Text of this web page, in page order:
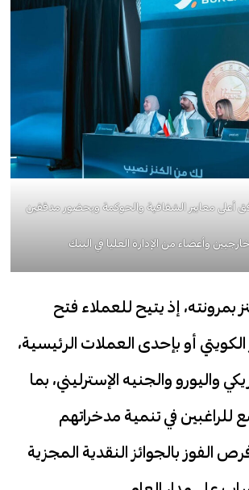
أعلى معايير الشفافية والحوكمة وبحضور مدققين
وأعضاء من الإدارة العليا في البنك
إذ يتيح للعملاء فتح
أو بإحدى العملات الرئيسية،
واليورو والجنيه الإسترليني، بما
للراغبين في تنمية مدخراتهم
الفوز بالجوائز النقدية المجزية